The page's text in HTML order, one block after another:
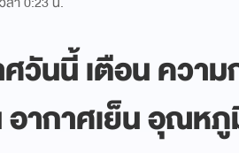
วันนี้ เตือน ควา
ากาศเย็น อุณห